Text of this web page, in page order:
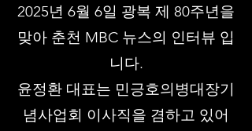
2025년 6월 6일 광복 제 80주년을
맞아 춘천 MBC 뉴스의 인터뷰 입
니다.
윤정환 대표는 민긍호의병대장기
념사업회 이사직을 겸하고 있어